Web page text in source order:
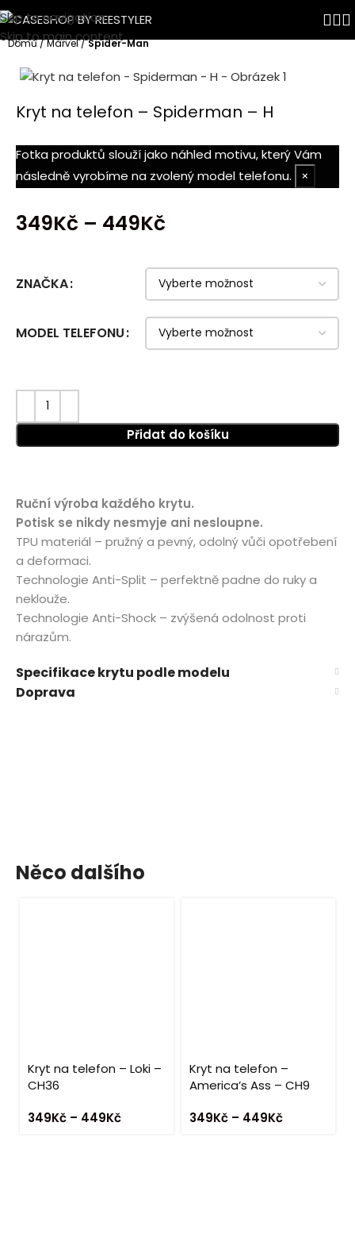
Skip to navigation
Skip to main content
Domů Marvel Spider-Man
Kryt na telefon – Spiderman – H
Fotka produktů slouží jako náhled motivu, který Vám
následně vyrobíme na zvolený model telefonu.
×
349Kč – 449Kč
ZNAČKA
MODEL TELEFONU
Přidat do košíku
Ruční výroba každého krytu.
Potisk se nikdy nesmyje ani nesloupne.
TPU materiál – pružný a pevný, odolný vůči opotřebení
a deformaci.
Technologie Anti-Split – perfektně padne do ruky a
neklouže.
Technologie Anti-Shock – zvýšená odolnost proti
nárazům.
Specifikace krytu podle modelu
Doprava
Něco dalšího
Kryt na telefon – Loki –
CH36
349Kč – 449Kč
Kryt na telefon –
America’s Ass – CH9
349Kč – 449Kč